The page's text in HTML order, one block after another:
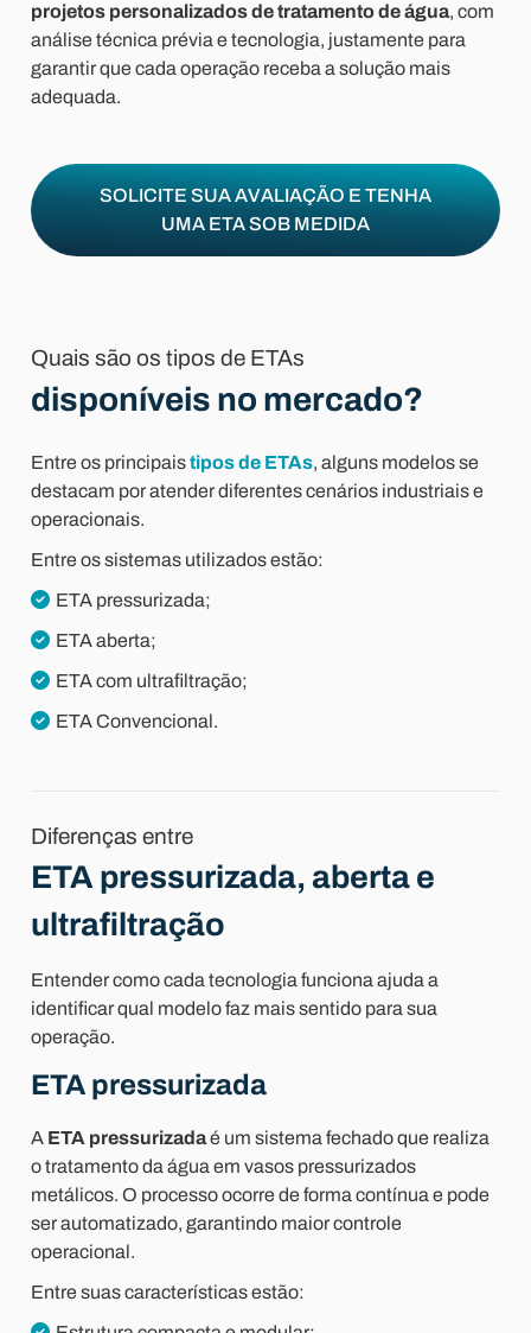
projetos personalizados de tratamento de água, com
análise técnica prévia e tecnologia, justamente para
garantir que cada operação receba a solução mais
adequada.
SOLICITE SUA AVALIAÇÃO E TENHA
UMA ETA SOB MEDIDA
Quais são os tipos de ETAs
disponíveis no mercado?
Entre os principaistipos de ETAs, alguns modelos se
destacam por atender diferentes cenários industriais e
operacionais.
Entre os sistemas utilizados estão:
ETA pressurizada;
ETA aberta;
ETA com ultrafiltração;
ETA Convencional.
Diferenças entre
ETA pressurizada, aberta e
ultrafiltração
Entender como cada tecnologia funciona ajuda a
identificar qual modelo faz mais sentido para sua
operação.
ETA pressurizada
A ETA pressurizadaé um sistema fechado que realiza
o tratamento da água em vasos pressurizados
metálicos. O processo ocorre de forma contínua e pode
ser automatizado, garantindo maior controle
operacional.
Entre suas características estão: